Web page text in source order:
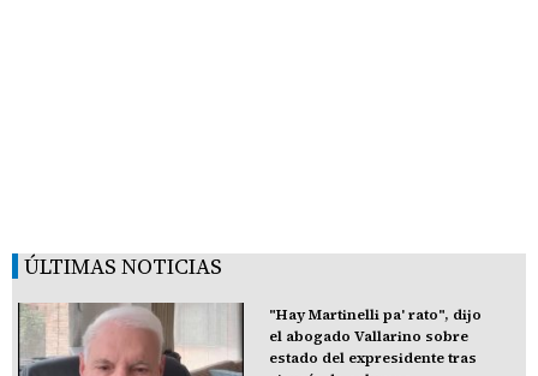
ÚLTIMAS NOTICIAS
"Hay Martinelli pa' rato", dijo
el abogado Vallarino sobre
estado del expresidente tras